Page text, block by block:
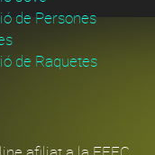
de Persones
de Raquetes